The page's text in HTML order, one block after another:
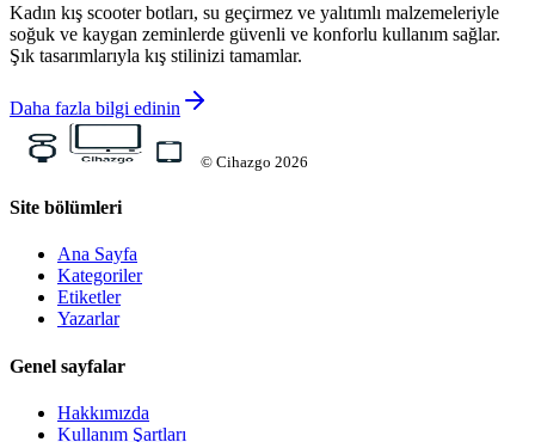
Kadın kış scooter botları, su geçirmez ve yalıtımlı malzemeleriyle
soğuk ve kaygan zeminlerde güvenli ve konforlu kullanım sağlar.
Şık tasarımlarıyla kış stilinizi tamamlar.
Daha fazla bilgi edinin
© Cihazgo 2026
Site bölümleri
Ana Sayfa
Kategoriler
Etiketler
Yazarlar
Genel sayfalar
Hakkımızda
Kullanım Şartları